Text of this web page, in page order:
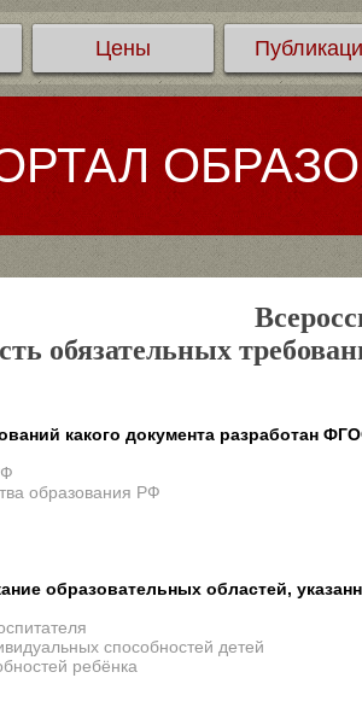
Цены
обязательных
какого документа разработан
образования РФ
образовательных областей,
способностей детей
ребёнка